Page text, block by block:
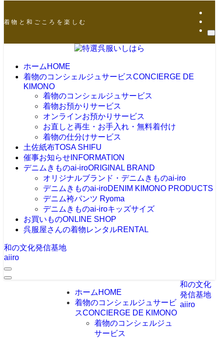
着 物 と 和 ご こ ろ を 楽 し む
ホーム HOME
着物のコンシェルジュサービスCONCIERGE DE
KIMONO
着物のコンシェルジュサービス
着物お預かりサービス
オンラインお預かりサービス
お直しと再生・お手入れ・無料着付け
着物の仕分けサービス
土佐紙布TOSA SHIFU
催事お知らせ INFORMATION
デニムきものai-iroORIGINAL BRAND
オリジナルブランド・デニムきものai-iro
デニムきものai-iroDENIM KIMONO PRODUCTS
デニム袴パンツ Ryoma
デニムきものai-iroキッズサイズ
お買いものONLINE SHOP
呉服屋さんの着物レンタルRENTAL
和の文化発信基地
aiiro
ホーム HOME
着物のコンシェルジュサービ
スCONCIERGE DE KIMONO
着物のコンシェルジュ
サービス
和の文化
発信基地
aiiro